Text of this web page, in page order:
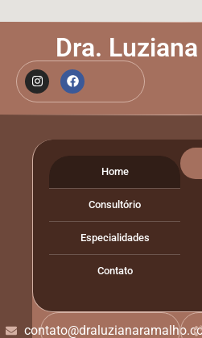
Dra.
Home
Consultório
Especialidades
Contato